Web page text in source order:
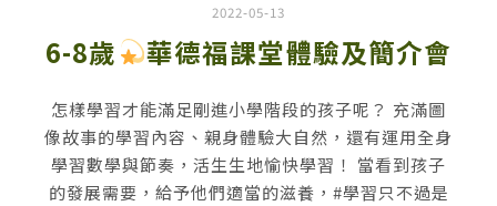
2022-05-13
6-8歲 華德福課堂體驗及簡介會
怎樣學習才能滿足剛進小學階段的孩子呢？ 充滿圖
像故事的學習內容、親身體驗大自然，還有運用全身
學習數學與節奏，活生生地愉快學習！ 當看到孩子
的發展需要，給予他們適當的滋養，#學習只不過是